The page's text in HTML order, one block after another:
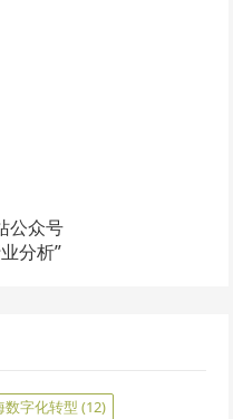
公众号
分析”
数字化转型 (12)